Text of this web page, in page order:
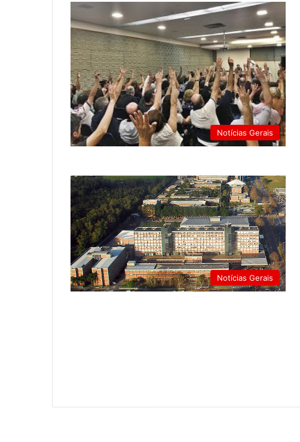
Notícias Gerais
Notícias Gerais